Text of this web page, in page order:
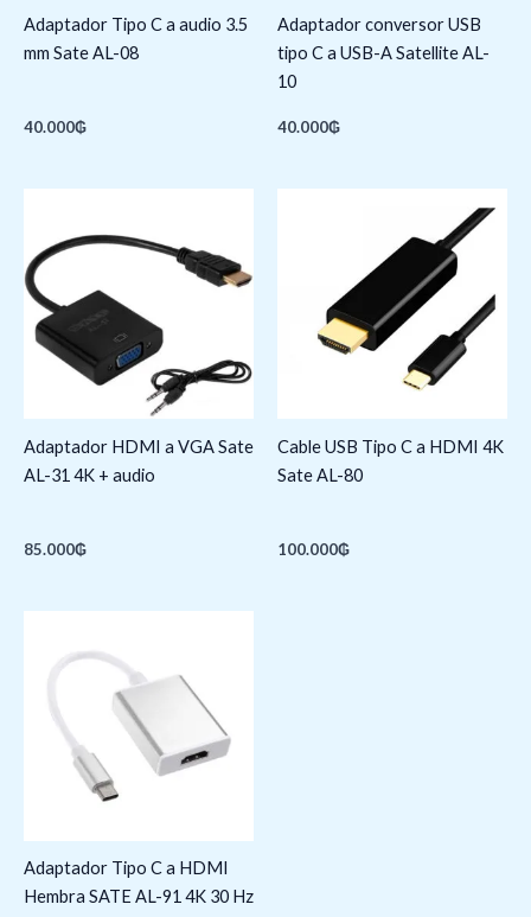
Adaptador Tipo C a audio 3.5
mm Sate AL-08
40.000₲
Adaptador conversor USB
tipo C a USB-A Satellite AL-
10
40.000₲
Adaptador HDMI a VGA Sate
AL-31 4K + audio
85.000₲
Cable USB Tipo C a HDMI 4K
Sate AL-80
100.000₲
Adaptador Tipo C a HDMI
Hembra SATE AL-91 4K 30 Hz